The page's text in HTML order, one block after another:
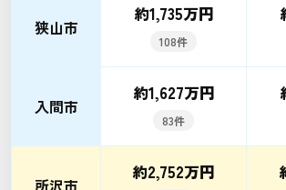
狭山市
約1,735万円
108件
入間市
約1,627万円
83件
所沢市
約2,752万円